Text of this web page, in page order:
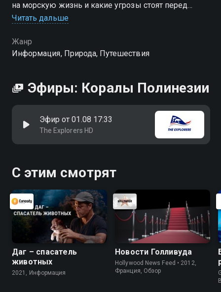
на морскую жизнь и какие угрозы стоят перед
этими уникальными экосистемами?
Читать дальше
Жанр
Информация, Природа, Путешествия
Эфиры: Коралы Полинезии
Эфир от 01.08 17:33
The Explorers HD
С этим смотрят
Даг – спасатель
животных
2021, Информация
Новости Голливуда
Hollywood News Feed • 2012,
Франция, Обзор